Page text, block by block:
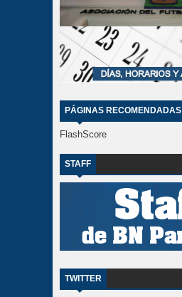
PÁGINAS RECOMENDADAS
FlashScore
STAFF
TWITTER